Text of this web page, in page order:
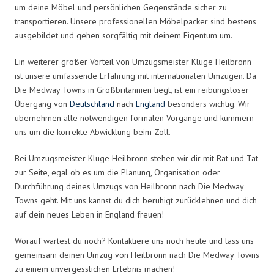
um deine Möbel und persönlichen Gegenstände sicher zu
transportieren. Unsere professionellen Möbelpacker sind bestens
ausgebildet und gehen sorgfältig mit deinem Eigentum um.
Ein weiterer großer Vorteil von Umzugsmeister Kluge Heilbronn
ist unsere umfassende Erfahrung mit internationalen Umzügen. Da
Die Medway Towns in Großbritannien liegt, ist ein reibungsloser
Übergang von Deutschland nach England besonders wichtig. Wir
übernehmen alle notwendigen formalen Vorgänge und kümmern
uns um die korrekte Abwicklung beim Zoll.
Bei Umzugsmeister Kluge Heilbronn stehen wir dir mit Rat und Tat
zur Seite, egal ob es um die Planung, Organisation oder
Durchführung deines Umzugs von Heilbronn nach Die Medway
Towns geht. Mit uns kannst du dich beruhigt zurücklehnen und dich
auf dein neues Leben in England freuen!
Worauf wartest du noch? Kontaktiere uns noch heute und lass uns
gemeinsam deinen Umzug von Heilbronn nach Die Medway Towns
zu einem unvergesslichen Erlebnis machen!